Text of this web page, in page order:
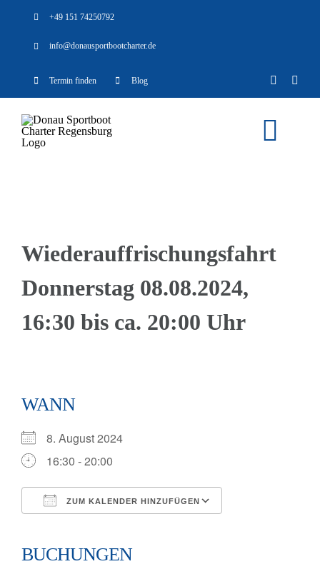
+49 151 74250792
info@donausportbootcharter.de
Termin finden Blog
Wiederauffrischungsfahrt
Donnerstag 08.08.2024,
16:30 bis ca. 20:00 Uhr
WANN
8. August 2024
16:30 - 20:00
ZUM KALENDER HINZUFÜGEN
BUCHUNGEN